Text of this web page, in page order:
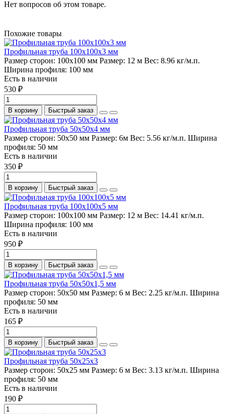
Нет вопросов об этом товаре.
Похожие товары
Профильная труба 100х100х3 мм
Размер сторон: 100х100 мм Размер: 12 м Вес: 8.96 кг/м.п.
Ширина профиля: 100 мм
Есть в наличии
530 ₽
В корзину Быстрый заказ
Профильная труба 50х50х4 мм
Размер сторон: 50х50 мм Размер: 6м Вес: 5.56 кг/м.п. Ширина
профиля: 50 мм
Есть в наличии
350 ₽
В корзину Быстрый заказ
Профильная труба 100х100х5 мм
Размер сторон: 100х100 мм Размер: 12 м Вес: 14.41 кг/м.п.
Ширина профиля: 100 мм
Есть в наличии
950 ₽
В корзину Быстрый заказ
Профильная труба 50х50х1,5 мм
Размер сторон: 50х50 мм Размер: 6 м Вес: 2.25 кг/м.п. Ширина
профиля: 50 мм
Есть в наличии
165 ₽
В корзину Быстрый заказ
Профильная труба 50х25х3
Размер сторон: 50х25 мм Размер: 6 м Вес: 3.13 кг/м.п. Ширина
профиля: 50 мм
Есть в наличии
190 ₽